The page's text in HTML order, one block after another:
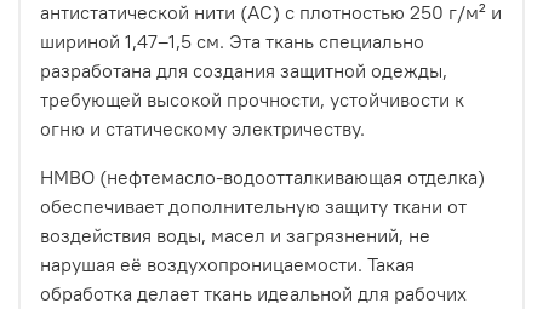
антистатической нити (АС) с плотностью 250 г/м² и
шириной 1,47–1,5 см. Эта ткань специально
разработана для создания защитной одежды,
требующей высокой прочности, устойчивости к
огню и статическому электричеству.
НМВО (нефтемасло-водоотталкивающая отделка)
обеспечивает дополнительную защиту ткани от
воздействия воды, масел и загрязнений, не
нарушая её воздухопроницаемости. Такая
обработка делает ткань идеальной для рабочих